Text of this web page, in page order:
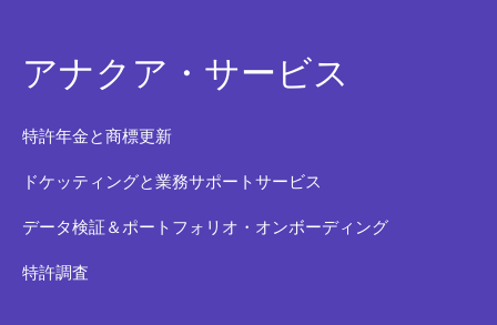
アナクア・サービス
特許年金と商標更新
ドケッティングと業務サポートサービス
データ検証＆ポートフォリオ・オンボーディング
特許調査